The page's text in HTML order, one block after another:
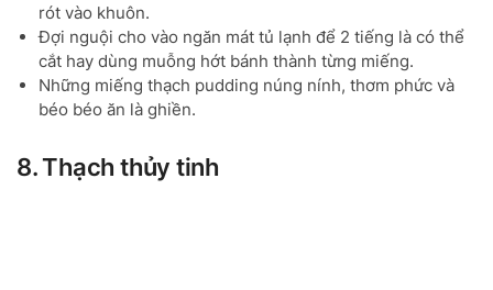
rót vào khuôn.
Đợi nguội cho vào ngăn mát tủ lạnh để 2 tiếng là có thể
cắt hay dùng muỗng hớt bánh thành từng miếng.
Những miếng thạch pudding núng nính, thơm phức và
béo béo ăn là ghiền.
8. Thạch thủy tinh